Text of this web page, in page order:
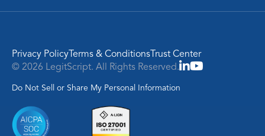
Privacy PolicyTerms & ConditionsTrust Center
© 2026 LegitScript. All Rights Reserved.
Do Not Sell or Share My Personal Information